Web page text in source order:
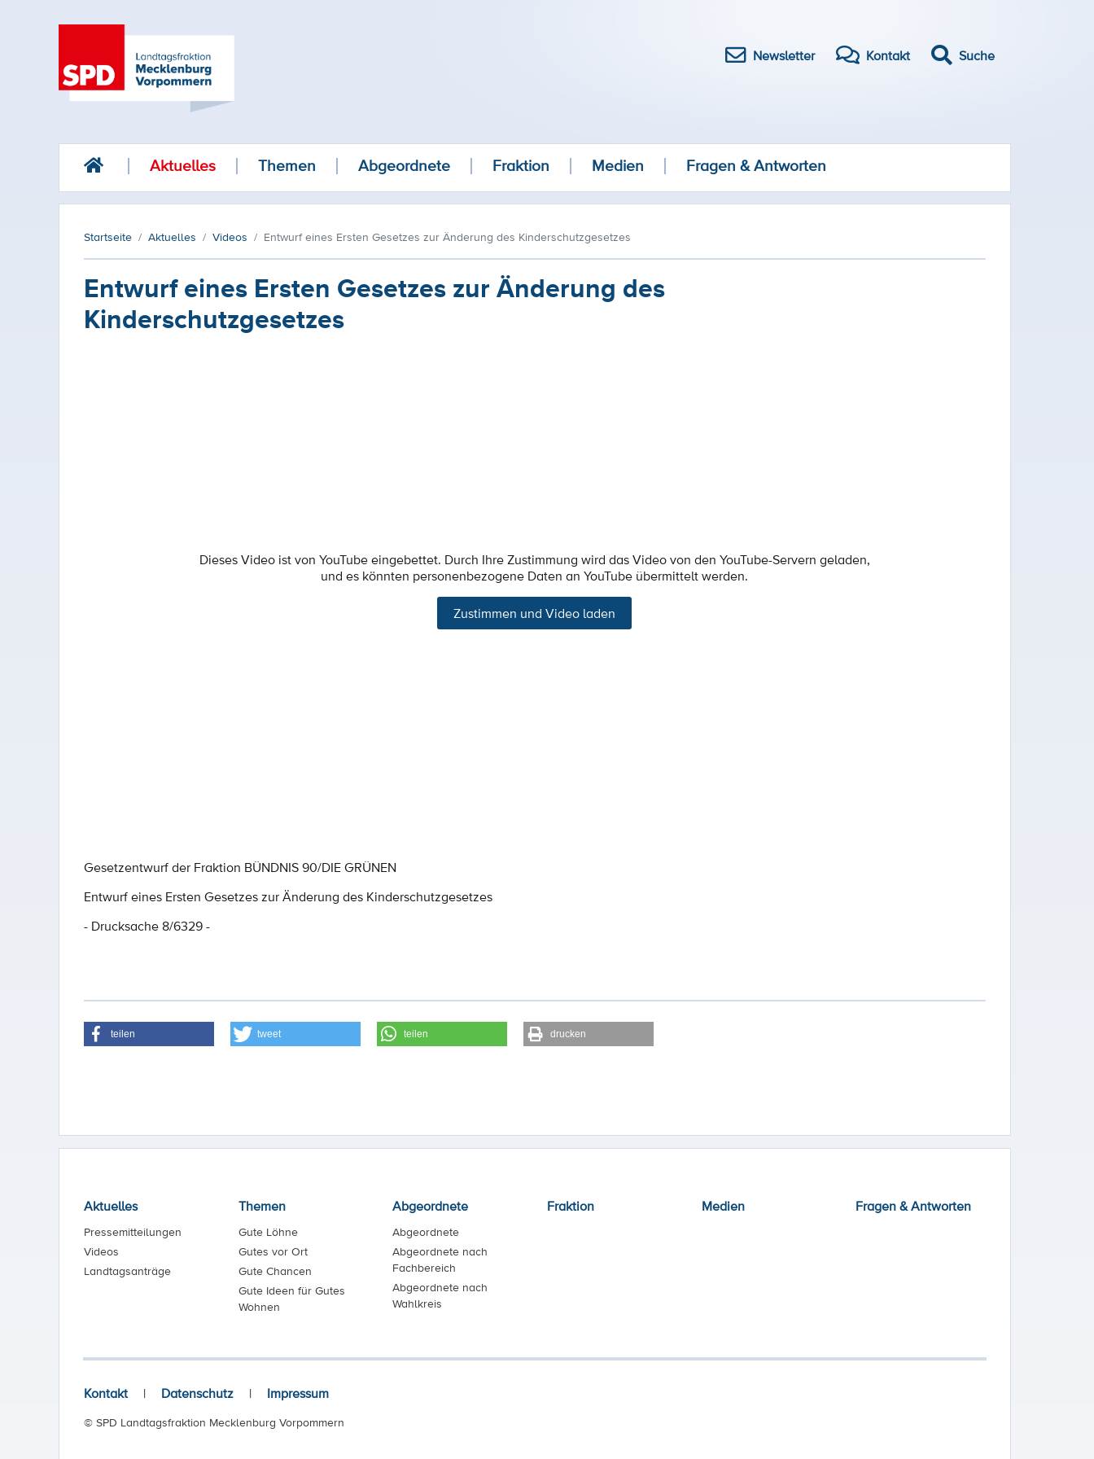
Newsletter Kontakt Suche
Aktuelles Themen Abgeordnete Fraktion Medien Fragen & Antworten
Startseite Aktuelles Videos Entwurf eines Ersten Gesetzes zur Änderung des Kinderschutzgesetzes
Entwurf eines Ersten Gesetzes zur Änderung des
Kinderschutzgesetzes
Dieses Video ist von YouTube eingebettet. Durch Ihre Zustimmung wird das Video von den YouTube-Servern geladen,
und es könnten personenbezogene Daten an YouTube übermittelt werden.
Zustimmen und Video laden
Gesetzentwurf der Fraktion BÜNDNIS 90/DIE GRÜNEN
Entwurf eines Ersten Gesetzes zur Änderung des Kinderschutzgesetzes
- Drucksache 8/6329 -
teilen tweet teilen drucken
Aktuelles
Pressemitteilungen
Videos
Landtagsanträge
Themen
Gute Löhne
Gutes vor Ort
Gute Chancen
Gute Ideen für Gutes
Wohnen
Abgeordnete
Abgeordnete
Abgeordnete nach
Fachbereich
Abgeordnete nach
Wahlkreis
Fraktion Medien Fragen & Antworten
Kontakt | Datenschutz | Impressum
© SPD Landtagsfraktion Mecklenburg Vorpommern